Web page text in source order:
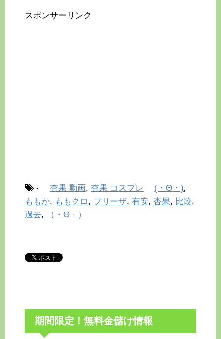
スポンサーリンク
- 杏果 動画, 杏果 コスプレ (・Θ・),
ももか, ももクロ , フリーザ, 有安, 杏果, 比較,
過去, （・Θ・）
期間限定！無料金儲け情報